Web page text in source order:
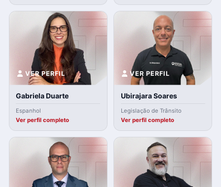
VER PERFIL
Gabriela Duarte
Espanhol
Ver perfil completo
VER PERFIL
Ubirajara Soares
Legislação de Trânsito
Ver perfil completo